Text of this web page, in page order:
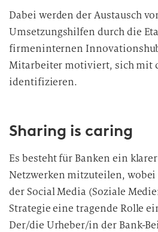
Dabei werden der Austausch
Umsetzungshilfen durch die
firmeninternen
Mitarbeiter motiviert, sich mit
identifizieren.
Sharing is caring
Es besteht für Banken ein
Netzwerken mitzuteilen,
der Social Media (Soziale
Strategie eine tragende Rolle
Der/die Urheber/in der Bank-